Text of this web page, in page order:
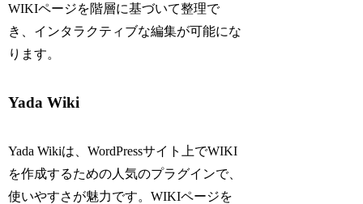
WIKIページを階層に基づいて整理で
き、インタラクティブな編集が可能にな
ります。
Yada Wiki
Yada Wikiは、WordPressサイト上でWIKI
を作成するための人気のプラグインで、
使いやすさが魅力です。WIKIページを